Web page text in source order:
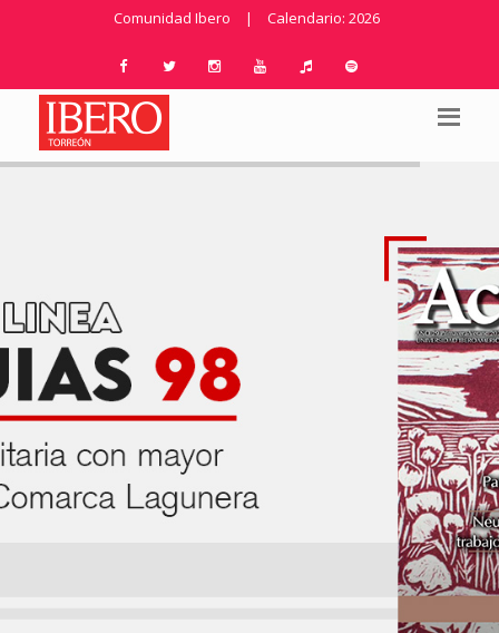
Comunidad Ibero | Calendario: 2026